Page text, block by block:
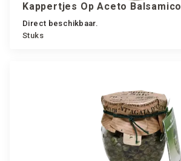
Kappertjes Op Aceto Balsamico
Direct beschikbaar.
Stuks